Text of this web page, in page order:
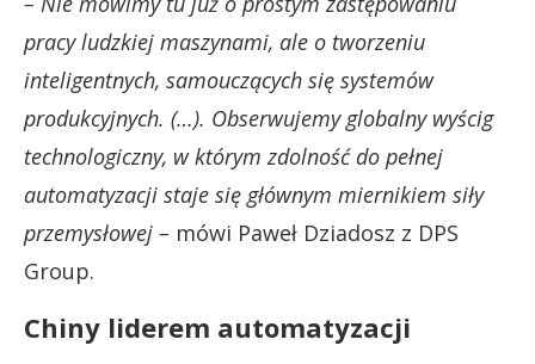
pracy ludzkiej maszynami, ale o tworzeniu
inteligentnych, samouczących się systemów
produkcyjnych. (…). Obserwujemy globalny wyścig
technologiczny, w którym zdolność do pełnej
automatyzacji staje się głównym miernikiem siły
przemysłowej – mówi Paweł Dziadosz z DPS
Group.
Chiny liderem automatyzacji